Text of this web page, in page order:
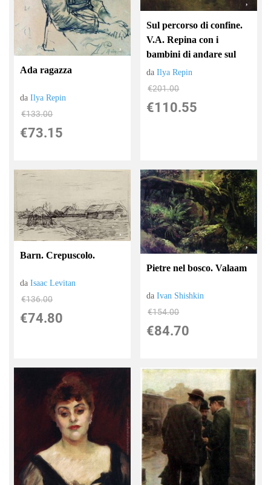
Ada ragazza
daIlya Repin
€133.00
€73.15
Sul percorso di confine.
V.A. Repina con i
bambini di andare sul
daIlya Repin
€201.00
€110.55
Barn. Crepuscolo.
daIsaac Levitan
€136.00
€74.80
Pietre nel bosco. Valaam
daIvan Shishkin
€154.00
€84.70